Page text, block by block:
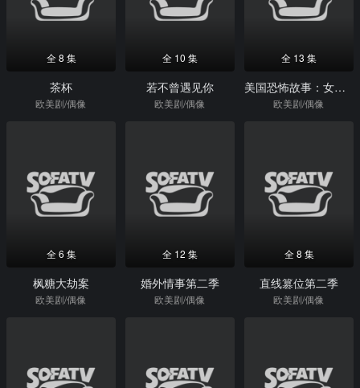
全 8 集
茶杯
欧美剧/偶像
全 10 集
若不曾遇见你
欧美剧/偶像
全 13 集
美国恐怖故事：女巫集会第三季
欧美剧/偶像
全 6 集
枫糖大劫案
欧美剧/偶像
全 12 集
婚外情事第二季
欧美剧/偶像
全 8 集
直线篡位第二季
欧美剧/偶像